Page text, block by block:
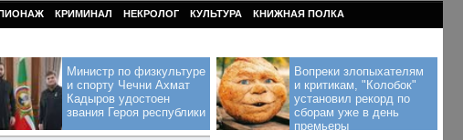
КРИМИНАЛ НЕКРОЛОГ КУЛЬТУРА КНИЖНАЯ ПОЛКА
Министр по физкультуре
и спорту Чечни Ахмат
Кадыров удостоен
звания Героя республики
Вопреки злопыхателям
и критикам, "Колобок"
установил рекорд по
сборам уже в день
премьеры